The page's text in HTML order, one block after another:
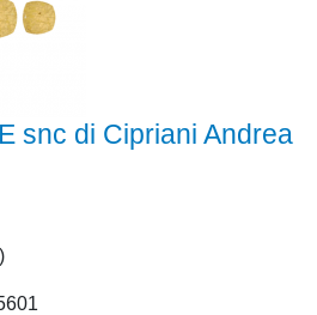
snc di Cipriani Andrea